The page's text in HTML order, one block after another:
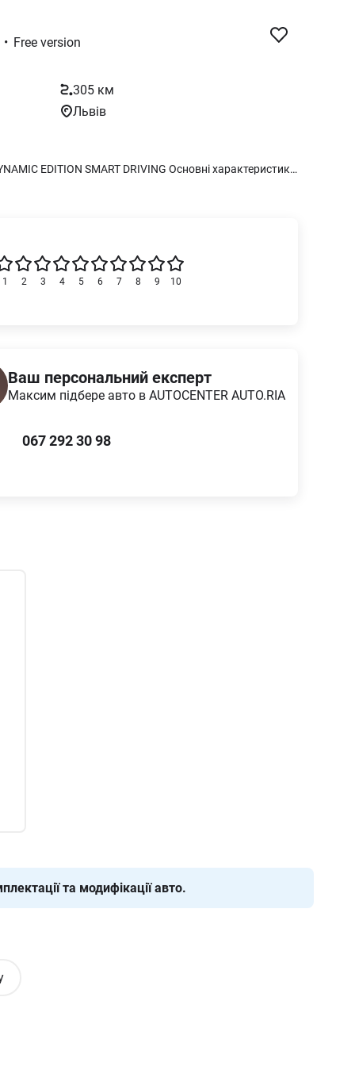
• Free version
305 км
Львів
ЦІНА З ПДВ BYD SEAGULL 305KM DYNAMIC EDITION SMART DRIVING Основні характеристики Ємність батареї, кВт 30,1 Потужність, кВт/к.с 55 / 75 Запас ходу (CLTC), км 305 Кількість місць 4 Максимальна швидкість, км/год 130 Привід Передній Швидкість зарядки (повільна/швидка), год 4,3 / 0,5 Габарити Тип кузова Хетчбек Довжина (мм) 3780 Ширина (мм) 1715 Висота (мм) 1540 Колісна база (мм) 2500 Споряджена маса (кг) 1160 Двигун Максимальна потужність електродвигуна, к.с 75 Загальна максимальна потужність (кВт) 55 Максимальна швидкість (км/год) 130 Крутний момент (Нм) 135 Кількість електромоторів 1 Тип електродвигуна Синхронний на постійних магнітах Батарея Ємність батареї (кВт/год) 30,08 Швидка зарядка (годин) 0,5 Повільна зарядка (годин) 4,3 Охолодження батареї Рідинне Тип батареї Літій-залізо-фосфатна (Blade Battery) Переднагрівання батареї Так
10
9
8
7
6
5
4
3
2
1
Ваш персональний експерт
Максим підбере авто в AUTOCENTER AUTO.RIA
067 292 30 98
та модифікації авто.